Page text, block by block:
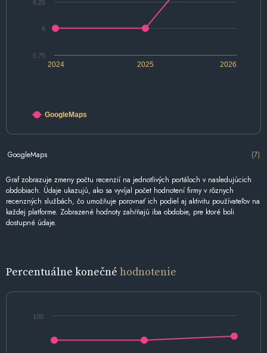
2024 2025 2026
5.75
6
6.25
GoogleMaps
GoogleMaps (7)
Graf zobrazuje zmeny počtu recenzií na jednotlivých portáloch v nasledujúcich
obdobiach. Údaje ukazujú, ako sa vyvíjal počet hodnotení firmy v rôznych
recenzných službách, čo umožňuje porovnať ich podiel aj aktivitu používateľov na
každej platforme. Zobrazené hodnoty zahŕňajú iba obdobie, pre ktoré boli
dostupné údaje.
Percentuálne konečné hodnotenie
100